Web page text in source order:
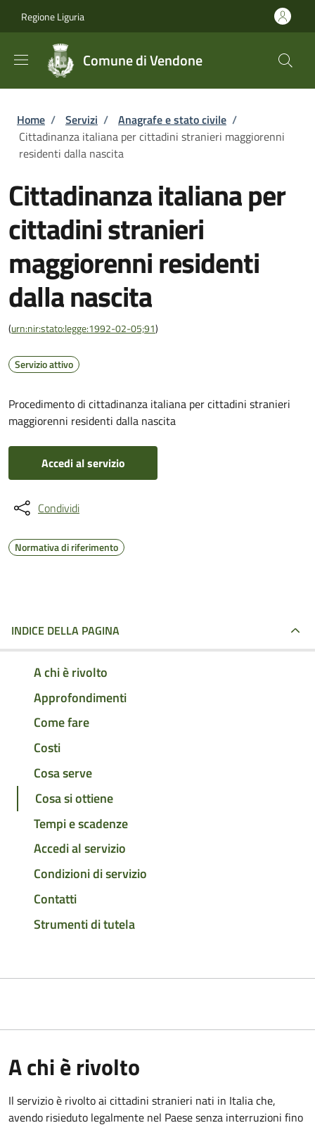
Regione Liguria
Comune di Vendone
Briciole di pane
Home / Servizi / Anagrafe e stato civile /
Cittadinanza italiana per cittadini stranieri maggiorenni
residenti dalla nascita
Cittadinanza italiana per
cittadini stranieri
maggiorenni residenti
dalla nascita
(urn:nir:stato:legge:1992-02-05;91)
Servizio attivo
Procedimento di cittadinanza italiana per cittadini stranieri
maggiorenni residenti dalla nascita
Accedi al servizio
Condividi
Normativa di riferimento
INDICE DELLA PAGINA
A chi è rivolto
Approfondimenti
Come fare
Costi
Cosa serve
Cosa si ottiene
Tempi e scadenze
Accedi al servizio
Condizioni di servizio
Contatti
Strumenti di tutela
A chi è rivolto
Il servizio è rivolto ai cittadini stranieri nati in Italia che,
avendo risieduto legalmente nel Paese senza interruzioni fino